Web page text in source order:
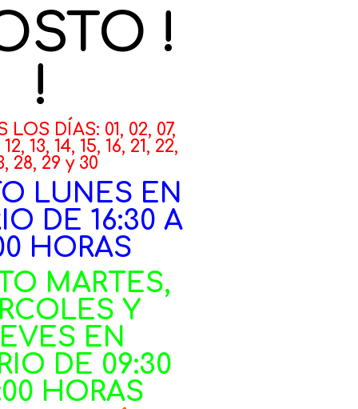
!
!
LOS DÍAS: 01, 02, 07,
12, 13, 14, 15, 16, 21, 22,
28, 29 y 30
LUNES EN
DE 16:30 A
HORAS
MARTES,
Y
EN
DE 09:30
HORAS